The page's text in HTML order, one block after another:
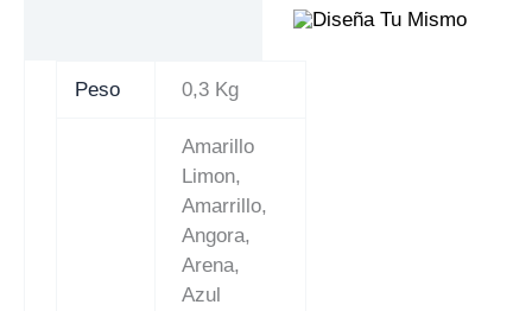
Peso 0,3 Kg
Amarillo
Limon,
Amarrillo,
Angora,
Arena,
Azul